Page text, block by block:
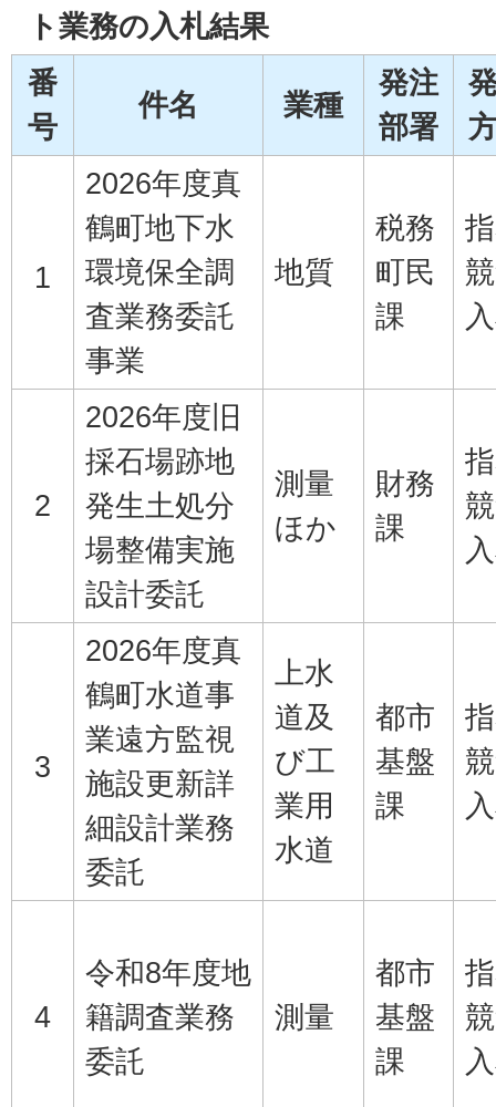
ト業務の入札結果
番
号
件名 業種
発注
部署
1
2026年度真
鶴町地下水
環境保全調
査業務委託
事業
地質
税務
町民
課
2
2026年度旧
採石場跡地
発生土処分
場整備実施
設計委託
測量
ほか
財務
課
3
2026年度真
鶴町水道事
業遠方監視
施設更新詳
細設計業務
委託
上水
道及
び工
業用
水道
都市
基盤
課
4
令和8年度地
籍調査業務
委託
測量
都市
基盤
課